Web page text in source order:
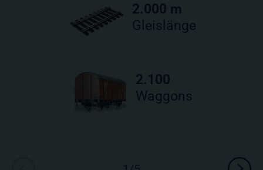
2.000 m
Gleislänge
2.100
Waggons